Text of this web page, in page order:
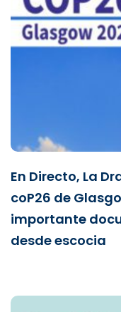
En Directo, La
coP26 de
importante
desde escocia